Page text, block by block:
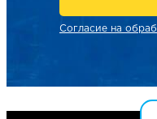
Согласие на